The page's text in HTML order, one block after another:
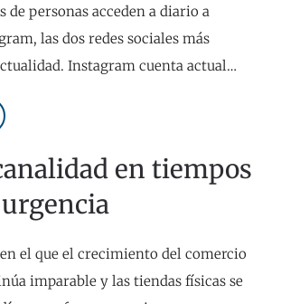
de personas acceden a diario a
las dos redes sociales más
Instagram cuenta actual…
en tiempos
el que el crecimiento del comercio
imparable y las tiendas físicas se